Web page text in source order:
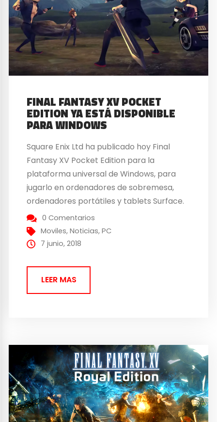
FINAL FANTASY XV POCKET
EDITION YA ESTÁ DISPONIBLE
PARA WINDOWS
Square Enix Ltd ha publicado hoy Final
Fantasy XV Pocket Edition para la
plataforma universal de Windows, para
jugarlo en ordenadores de sobremesa,
ordenadores portátiles y tablets Surface.
Final Fantasy XV Pocket Edition vuelve a
narrar la historia del príncipe Noctis y sus
hermanos de armas: Prompto, Ignis y
0 Comentarios
Moviles,Noticias,PC
7 junio, 2018
LEER MAS